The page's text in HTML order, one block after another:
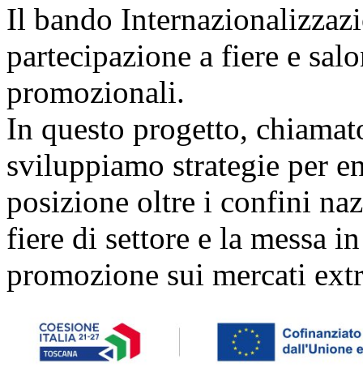
Il bando
partecipazione a fiere e
promozionali.
In questo progetto,
sviluppiamo strategie per
posizione oltre i confini
fiere di settore e la messa
promozione sui mercati